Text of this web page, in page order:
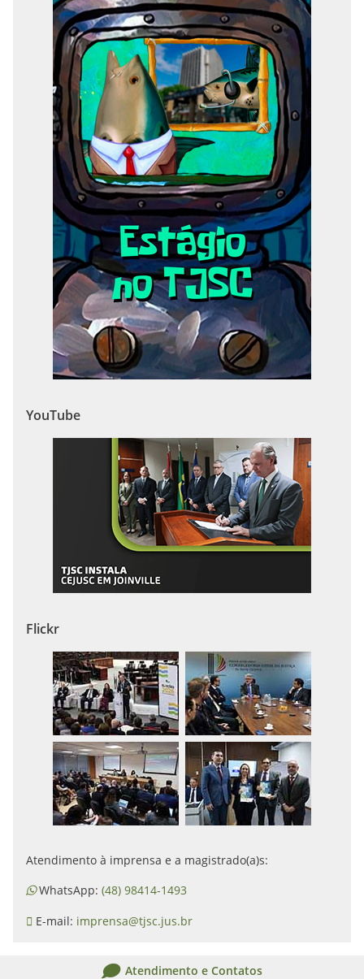
YouTube
Flickr
Atendimento à imprensa e a magistrado(a)s:
WhatsApp: (48) 98414-1493
E-mail: imprensa@tjsc.jus.br
Atendimento e Contatos